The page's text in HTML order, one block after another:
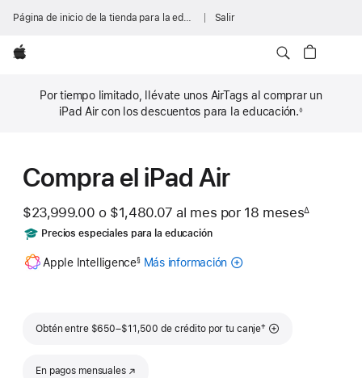
Página de inicio de la tienda para la educación Salir
Apple
Por tiempo limitado, llévate unos AirTags al comprar un
iPad Air con los descuentos para la educación.◊
Compra el iPad Air
$23,999.00 o $1,480.07 al mes al
por 18 mesesmeses
al
∆
IncludesPrecios especiales para la educación
Apple Intelligence
Nota
al
§ Más información Acerca
para
Obtén entre $650–$11,500 de crédito por tu canjeNota al pie
†
En pagos mensuales
(se abre en una nueva ventana)